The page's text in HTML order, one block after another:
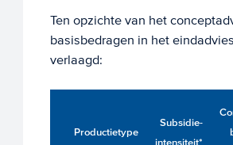
Ten opzichte van het
basisbedragen in het
verlaagd:
Productietype
Subsidie-